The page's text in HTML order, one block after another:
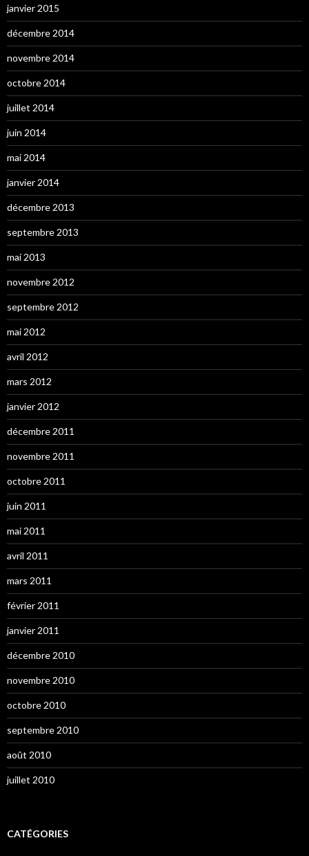
janvier 2015
décembre 2014
novembre 2014
octobre 2014
juillet 2014
juin 2014
mai 2014
janvier 2014
décembre 2013
septembre 2013
mai 2013
novembre 2012
septembre 2012
mai 2012
avril 2012
mars 2012
janvier 2012
décembre 2011
novembre 2011
octobre 2011
juin 2011
mai 2011
avril 2011
mars 2011
février 2011
janvier 2011
décembre 2010
novembre 2010
octobre 2010
septembre 2010
août 2010
juillet 2010
CATÉGORIES